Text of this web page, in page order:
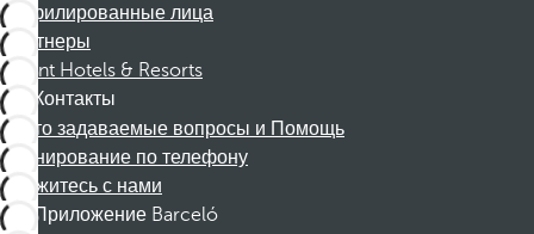
Аффилированные лица
Партнеры
Dorint Hotels & Resorts
Контакты
Часто задаваемые вопросы и Помощь
Бронирование по телефону
Свяжитесь с нами
Приложение Barceló